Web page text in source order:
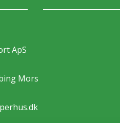
ApS
Mors